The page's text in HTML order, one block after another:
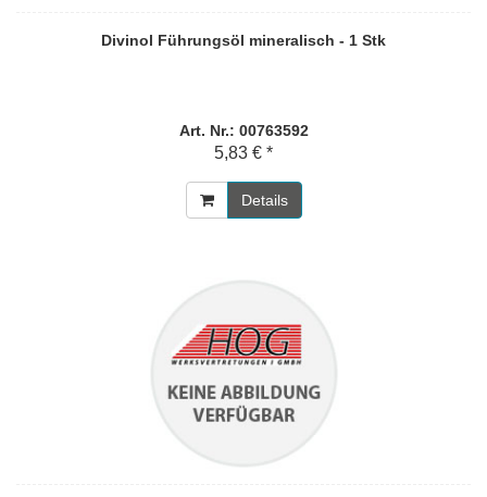
Divinol Führungsöl mineralisch - 1 Stk
Art. Nr.: 00763592
5,83 € *
Details